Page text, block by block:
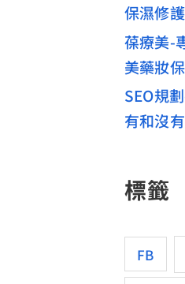
保濕修
葆療美-
美藥妝
SEO規
有和沒
標籤
FB